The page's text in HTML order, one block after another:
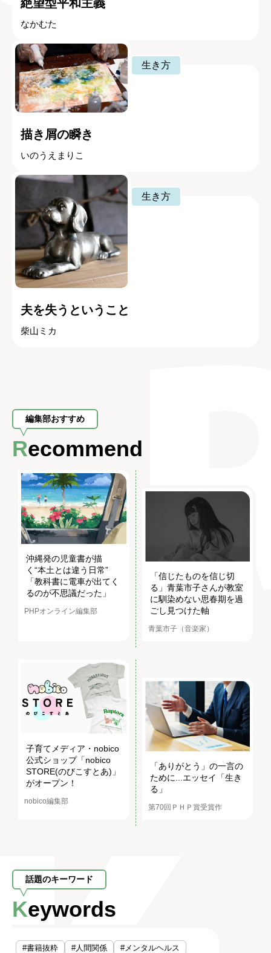
絶望型平和主義
なかむた
生き方
描き屑の瞬き
いのうえまりこ
生き方
夫を失うということ
柴山ミカ
編集部おすすめ
Recommend
沖縄発の児童書が描
く“本土とは違う日常”
「教科書に電車が出てく
るのが不思議だった」
PHPオンライン編集部
「信じたものを信じ切
る」青葉市子さんが教室
に馴染めない思春期を過
ごし見つけた軸
青葉市子（音楽家）
子育てメディア・nobico
公式ショップ「nobico
STORE(のびこすとあ)」
がオープン！
nobico編集部
「ありがとう」の一言の
ために...エッセイ「生き
る」
第70回ＰＨＰ賞受賞作
話題のキーワード
Keywords
#書籍抜粋 #人間関係
#メンタルヘルス